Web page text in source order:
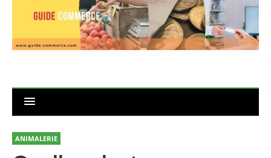
ANIMALERIE